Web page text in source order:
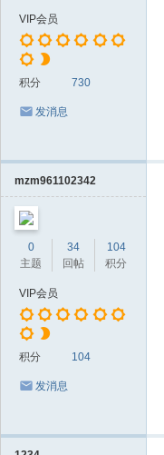
VIP会员
积分 730
发消息
mzm961102342
0
主题
34
回帖
104
积分
VIP会员
积分 104
发消息